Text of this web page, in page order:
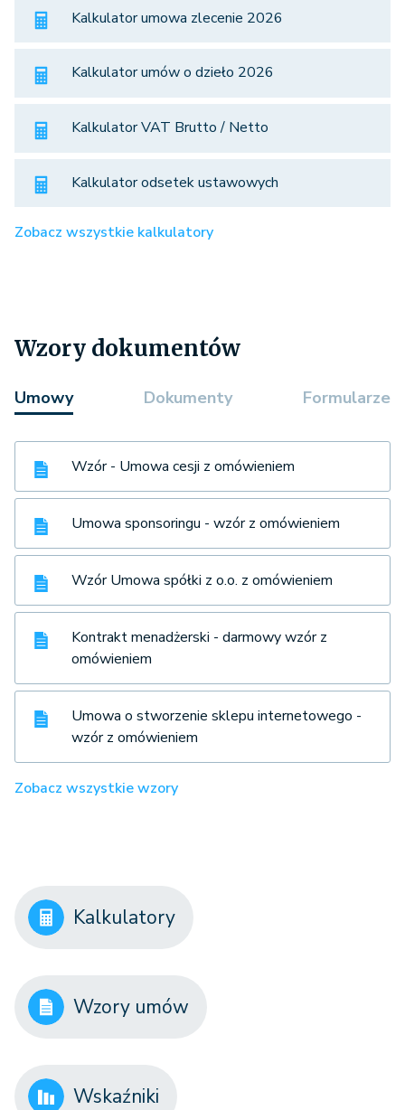
Kalkulator umowa zlecenie 2026
Kalkulator umów o dzieło 2026
Kalkulator VAT Brutto / Netto
Kalkulator odsetek ustawowych
Zobacz wszystkie kalkulatory
Wzory dokumentów
Umowy Dokumenty Formularze
Wzór - Umowa cesji z omówieniem
Umowa sponsoringu - wzór z omówieniem
Wzór Umowa spółki z o.o. z omówieniem
Kontrakt menadżerski - darmowy wzór z
omówieniem
Umowa o stworzenie sklepu internetowego -
wzór z omówieniem
Zobacz wszystkie wzory
Kalkulatory
Wzory umów
Wskaźniki